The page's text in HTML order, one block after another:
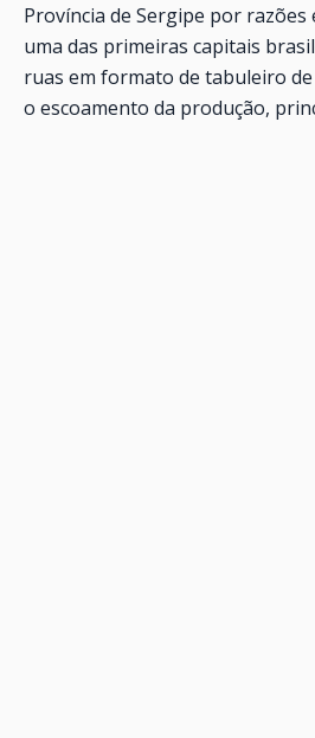
Província de Sergipe por razões
uma das primeiras capitais
ruas em formato de tabuleiro
o escoamento da produção,